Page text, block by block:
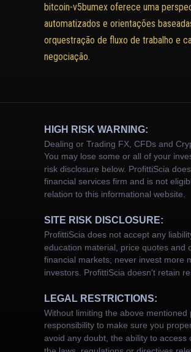
bitcoin-v5bumex oferece uma
automatizados e orientações
orquestração de fluxo de trabalho e
negociação.